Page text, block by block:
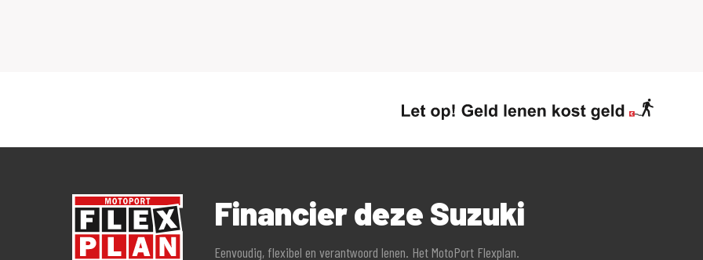
Financier deze Suzuki
Eenvoudig, flexibel en verantwoord lenen. Het MotoPort Flexplan.